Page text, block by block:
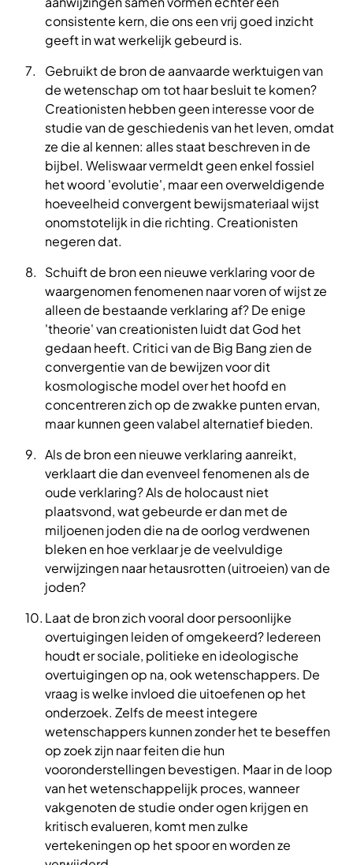
consistente kern, die ons een vrij goed inzicht
geeft in wat werkelijk gebeurd is.
Gebruikt de bron de aanvaarde werktuigen van
de wetenschap om tot haar besluit te komen?
Creationisten hebben geen interesse voor de
studie van de geschiedenis van het leven, omdat
ze die al kennen: alles staat beschreven in de
bijbel. Weliswaar vermeldt geen enkel fossiel
het woord 'evolutie', maar een overweldigende
hoeveelheid convergent bewijsmateriaal wijst
onomstotelijk in die richting. Creationisten
negeren dat.
Schuift de bron een nieuwe verklaring voor de
waargenomen fenomenen naar voren of wijst ze
alleen de bestaande verklaring af? De enige
'theorie' van creationisten luidt dat God het
gedaan heeft. Critici van de Big Bang zien de
convergentie van de bewijzen voor dit
kosmologische model over het hoofd en
concentreren zich op de zwakke punten ervan,
maar kunnen geen valabel alternatief bieden.
Als de bron een nieuwe verklaring aanreikt,
verklaart die dan evenveel fenomenen als de
oude verklaring? Als de holocaust niet
plaatsvond, wat gebeurde er dan met de
miljoenen joden die na de oorlog verdwenen
bleken en hoe verklaar je de veelvuldige
verwijzingen naar hetausrotten (uitroeien) van de
joden?
Laat de bron zich vooral door persoonlijke
overtuigingen leiden of omgekeerd? Iedereen
houdt er sociale, politieke en ideologische
overtuigingen op na, ook wetenschappers. De
vraag is welke invloed die uitoefenen op het
onderzoek. Zelfs de meest integere
wetenschappers kunnen zonder het te beseffen
op zoek zijn naar feiten die hun
vooronderstellingen bevestigen. Maar in de loop
van het wetenschappelijk proces, wanneer
vakgenoten de studie onder ogen krijgen en
kritisch evalueren, komt men zulke
vertekeningen op het spoor en worden ze